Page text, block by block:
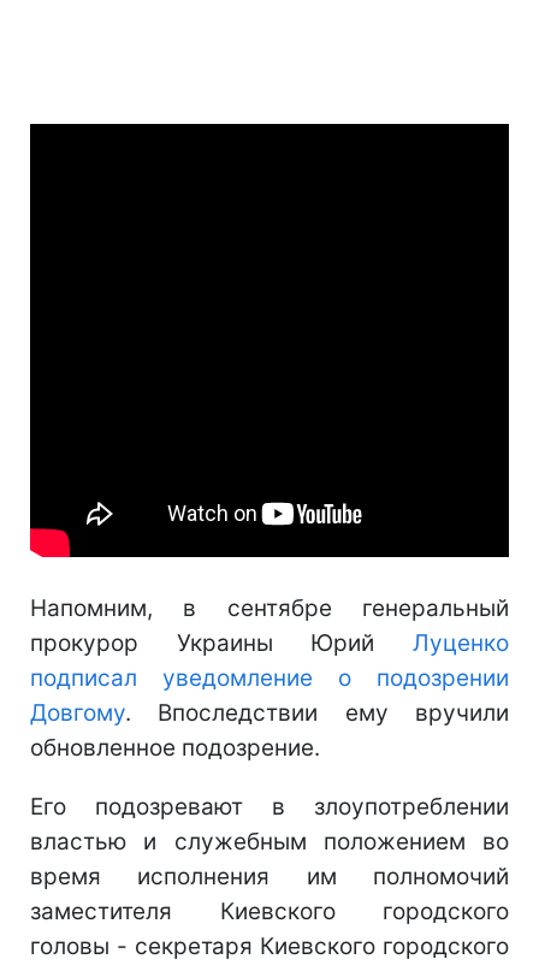
Напомним, в сентябре генеральный
прокурор Украины Юрий Луценко
подписал уведомление о подозрении
Довгому. Впоследствии ему вручили
обновленное подозрение.
Его подозревают в злоупотреблении
властью и служебным положением во
время исполнения им полномочий
заместителя Киевского городского
головы - секретаря Киевского городского